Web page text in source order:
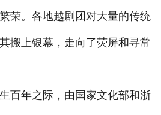
荣。各地越剧团对大量的传统
搬上银幕，走向了荧屏和寻常
年之际，由国家文化部和浙